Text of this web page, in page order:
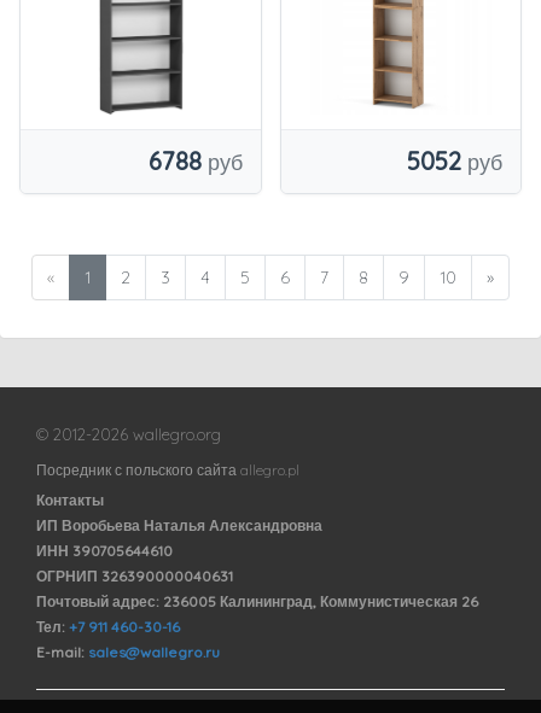
6788 5052
« 1 2 3 4 5 6 7 8 9 10 »
© 2012-2026 wallegro.org
Посредник с польского сайта allegro.pl
Контакты
ИП Воробьева Наталья Александровна
ИНН 390705644610
ОГРНИП 326390000040631
Почтовый адрес: 236005 Калининград, Коммунистическая 26
Тел: +7 911 460-30-16
E-mail: sales@wallegro.ru